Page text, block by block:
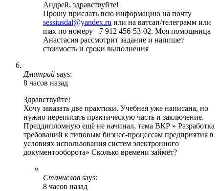
Андрей, здравствуйте!
Прошу прислать всю информацию на почту
sessiusdal@yandex.ru или на ватсап/телеграмм или
max по номеру +7 912 456-53-02. Моя помощница
Анастасия рассмотрит задание и напишет
стоимость и сроки выполнения
Дмитрий says:
8 часов назад
Здравствуйте!
Хочу заказать две практики. Учебная уже написана, но
нужно переписать практическую часть и заключение.
Преддипломную ещё не начинал, тема ВКР » Разработка
требований к типовым бизнес-процессам предприятия в
условиях использования систем электронного
документооборота» Сколько времени займёт?
Станислав says:
8 часов назад